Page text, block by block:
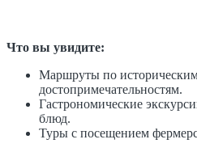
Что вы увидите:
Маршруты по
достопримечательностям.
Гастрономические
блюд.
Туры с посещением